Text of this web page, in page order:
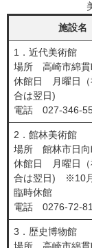
施設名
1．近代美術館
場所 高崎市綿貫
休館日 月曜日（
合は翌日)
電話 027-346-
2．館林美術館
場所 館林市日向
休館日 月曜日（
合は翌日) ※10
臨時休館
電話 0276-72-
3．歴史博物館